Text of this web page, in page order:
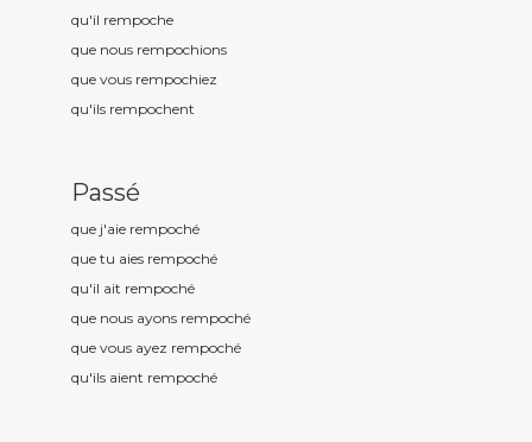
qu'il rempoche
que nous rempochions
que vous rempochiez
qu'ils rempochent
Passé
que j'aie rempoché
que tu aies rempoché
qu'il ait rempoché
que nous ayons rempoché
que vous ayez rempoché
qu'ils aient rempoché